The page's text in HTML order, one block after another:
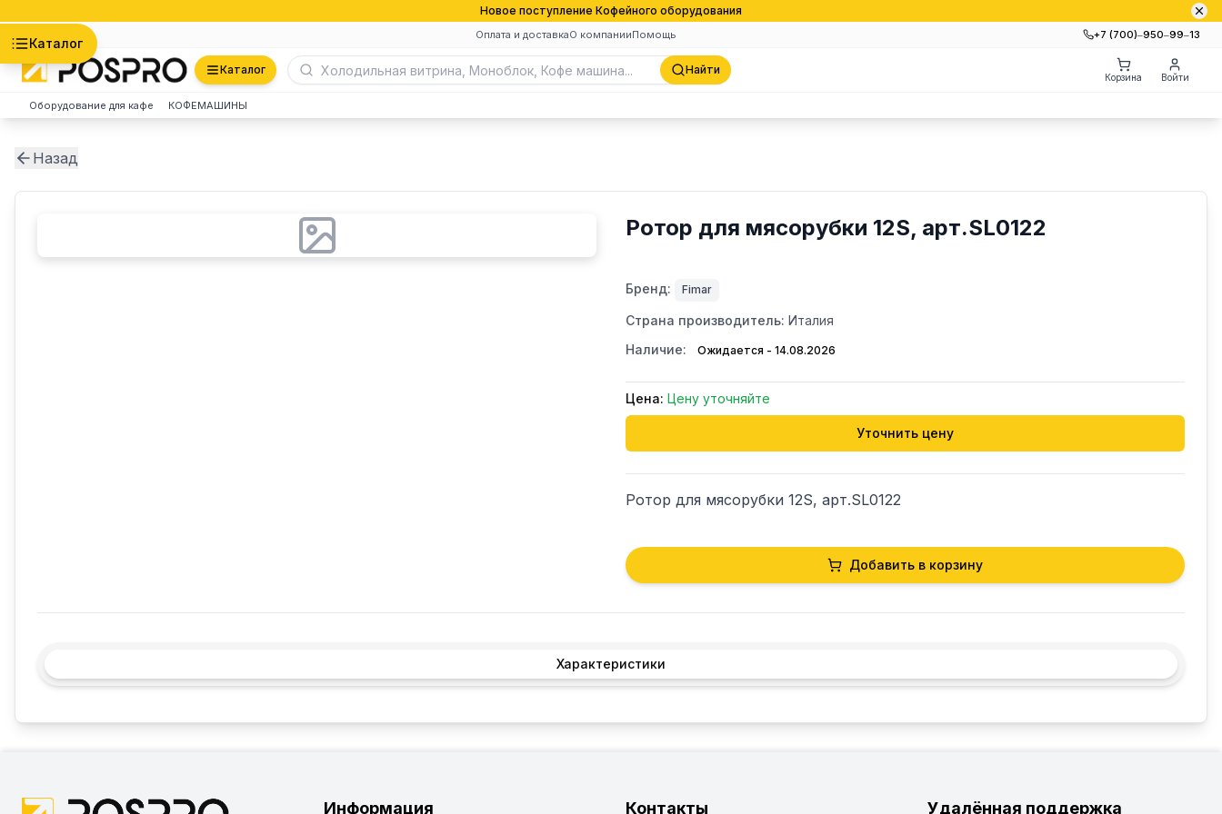
Новое поступление Кофейного оборудования
Оплата и доставкаО компанииПомощь +7 (700)‒950‒99‒13
Каталог
Каталог Найти
Корзина Войти
Оборудование для кафе КОФЕМАШИНЫ
Назад
Ротор для мясорубки 12S, арт.SL0122
Бренд: Fimar
Страна производитель: Италия
Наличие:
Ожидается - 14.08.2026
Цена: Цену уточняйте
Уточнить цену
Ротор для мясорубки 12S, арт.SL0122
Добавить в корзину
Характеристики
Информация Контакты Удалённая поддержка